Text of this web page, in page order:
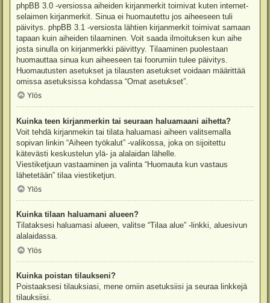
phpBB 3.0 -versiossa aiheiden kirjanmerkit toimivat kuten internet-
selaimen kirjanmerkit. Sinua ei huomautettu jos aiheeseen tuli
päivitys. phpBB 3.1 -versiosta lähtien kirjanmerkit toimivat samaan
tapaan kuin aiheiden tilaaminen. Voit saada ilmoituksen kun aihe
josta sinulla on kirjanmerkki päivittyy. Tilaaminen puolestaan
huomauttaa sinua kun aiheeseen tai foorumiin tulee päivitys.
Huomautusten asetukset ja tilausten asetukset voidaan määrittää
omissa asetuksissa kohdassa “Omat asetukset”.
Ylös
Kuinka teen kirjanmerkin tai seuraan haluamaani aihetta?
Voit tehdä kirjanmekin tai tilata haluamasi aiheen valitsemalla
sopivan linkin “Aiheen työkalut” -valikossa, joka on sijoitettu
kätevästi keskustelun ylä- ja alalaidan lähelle.
Viestiketjuun vastaaminen ja valinta “Huomauta kun vastaus
lähetetään” tilaa viestiketjun.
Ylös
Kuinka tilaan haluamani alueen?
Tilataksesi haluamasi alueen, valitse “Tilaa alue” -linkki, aluesivun
alalaidassa.
Ylös
Kuinka poistan tilaukseni?
Poistaaksesi tilauksiasi, mene omiin asetuksiisi ja seuraa linkkejä
tilauksiisi.